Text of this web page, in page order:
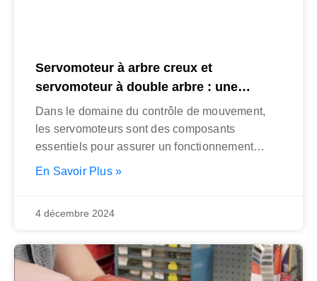
Servomoteur à arbre creux et
servomoteur à double arbre : une
comparaison détaillée
Dans le domaine du contrôle de mouvement,
les servomoteurs sont des composants
essentiels pour assurer un fonctionnement
précis et efficace
En Savoir Plus »
4 décembre 2024